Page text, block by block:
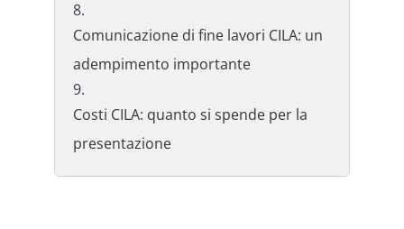
Comunicazione di fine lavori CILA: un
adempimento importante
Costi CILA: quanto si spende per la
presentazione